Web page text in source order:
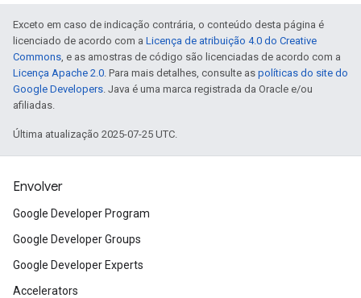
Exceto em caso de indicação contrária, o conteúdo desta página é
licenciado de acordo com a Licença de atribuição 4.0 do Creative
Commons, e as amostras de código são licenciadas de acordo com a
Licença Apache 2.0. Para mais detalhes, consulte as políticas do site do
Google Developers. Java é uma marca registrada da Oracle e/ou
afiliadas.
Última atualização 2025-07-25 UTC.
Envolver
Google Developer Program
Google Developer Groups
Google Developer Experts
Accelerators